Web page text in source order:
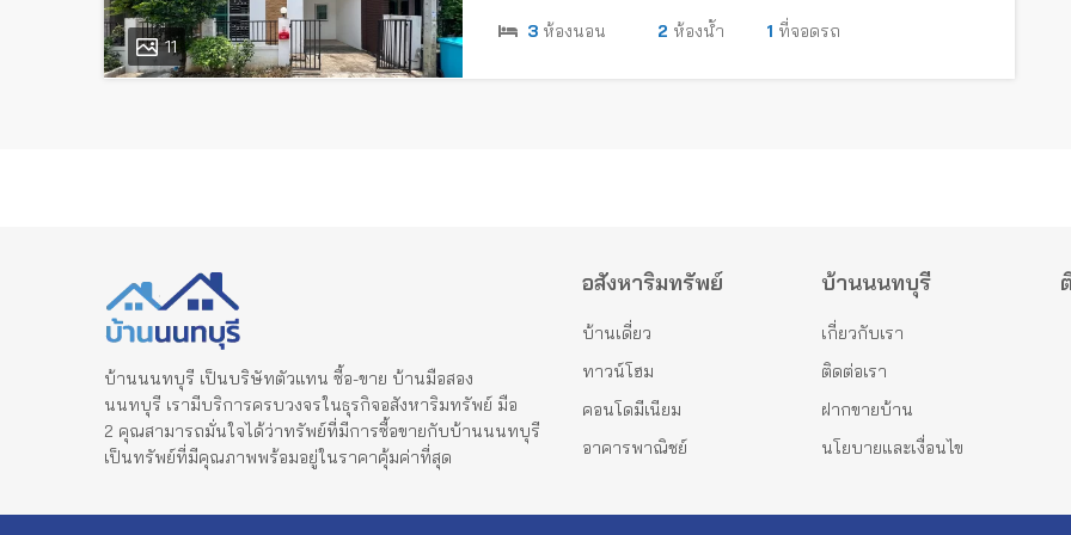
11
3 ห้องนอน 2 ห้องน้ำ 1 ที่จอดรถ
บ้านนนทบุรี เป็นบริษัทตัวแทน ซื้อ-ขาย บ้านมือสอง
นนทบุรี เรามีบริการครบวงจรในธุรกิจอสังหาริมทรัพย์ มือ
2 คุณสามารถมั่นใจได้ว่าทรัพย์ที่มีการซื้อขายกับบ้านนนทบุรี
เป็นทรัพย์ที่มีคุณภาพพร้อมอยู่ในราคาคุ้มค่าที่สุด
อสังหาริมทรัพย์
บ้านเดี่ยว
ทาวน์โฮม
คอนโดมีเนียม
อาคารพาณิชย์
บ้านนนทบุรี
เกี่ยวกับเรา
ติดต่อเรา
ฝากขายบ้าน
นโยบายและเงื่อนไข